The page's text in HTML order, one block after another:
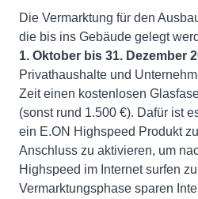
Die Vermarktung für den
die bis ins Gebäude gelegt
1. Oktober bis 31. Dezember
Privathaushalte und
Zeit einen kostenlosen
(sonst rund 1.500 €). Dafür ist
ein E.ON Highspeed Produkt
Anschluss zu aktivieren, um
Highspeed im Internet surfen
Vermarktungsphase sparen